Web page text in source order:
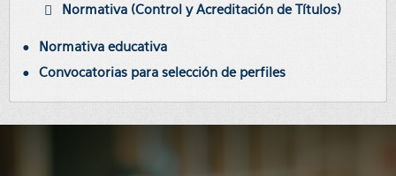
Normativa (Control y Acreditación de Títulos)
Normativa educativa
Convocatorias para selección de perfiles